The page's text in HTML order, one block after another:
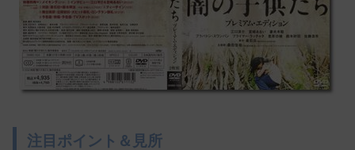
注目ポイント＆見所